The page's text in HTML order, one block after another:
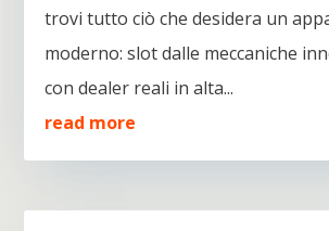
trovi tutto ciò che desidera un
moderno: slot dalle meccaniche
con dealer reali in alta...
read more